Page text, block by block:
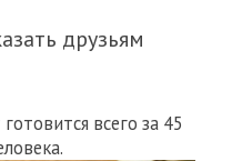
друзьям
всего за 45